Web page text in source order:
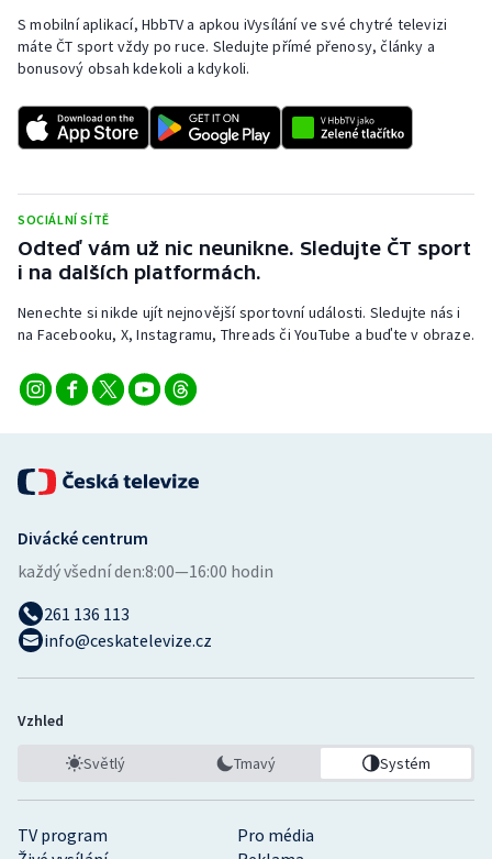
Plavání
Plážový volejbal
Ragby
Rychlostní kanoistika
Short track
Sportovní střelba
Stolní tenis
Triatlon
Veslování
Vodní slalom
Ostatní
S mobilní aplikací, HbbTV a apkou iVysílání ve své chytré televizi
máte ČT sport vždy po ruce. Sledujte přímé přenosy, články a
bonusový obsah kdekoli a kdykoli.
SOCIÁLNÍ SÍTĚ
Odteď vám už nic neunikne. Sledujte ČT sport
i na dalších platformách.
Nenechte si nikde ujít nejnovější sportovní události. Sledujte nás i
na Facebooku, X, Instagramu, Threads či YouTube a buďte v obraze.
TV program
Pro média
Divácké centrum
každý všední den:8:00—16:00 hodin
261 136 113
info@ceskatelevize.cz
Vzhled
Světlý Tmavý Systém